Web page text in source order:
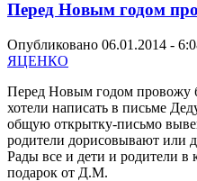
Перед Новым годом
Опубликовано 06.01.2014 -
ЯЦЕНКО
Перед Новым годом провожу
хотели написать в письме
общую открытку-письмо
родители дорисовывают или
Рады все и дети и родители в
подарок от Д.М.